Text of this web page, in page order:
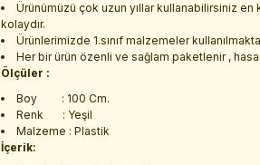
Ürünümüzü çok uzun yıllar kullanabilirsiniz
kolaydır.
Ürünlerimizde 1.sınıf malzemeler
Her bir ürün özenli ve sağlam paketlenir ,
Ölçüler :
Boy : 100 Cm.
Renk : Yeşil
Malzeme : Plastik
İçerik: